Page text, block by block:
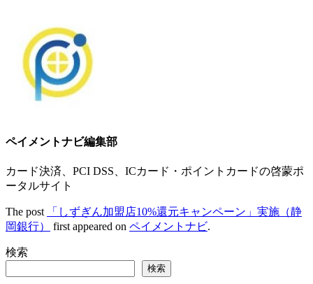
ペイメントナビ編集部
カード決済、PCI DSS、ICカード・ポイントカードの啓蒙ポ
ータルサイト
The post
「しずぎん加盟店10%還元キャンペーン」実施（静
岡銀行）
first appeared on ペイメントナビ.
検索
検索